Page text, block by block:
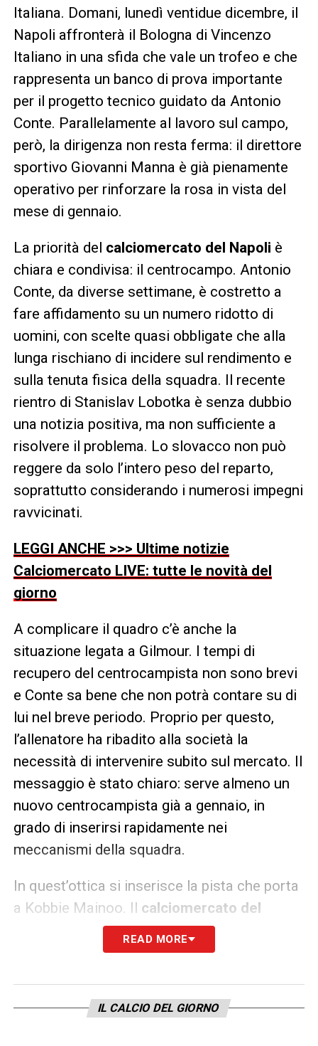
Italiana. Domani, lunedì ventidue dicembre, il
Napoli affronterà il Bologna di Vincenzo
Italiano in una sfida che vale un trofeo e che
rappresenta un banco di prova importante
per il progetto tecnico guidato da Antonio
Conte. Parallelamente al lavoro sul campo,
però, la dirigenza non resta ferma: il direttore
sportivo Giovanni Manna è già pienamente
operativo per rinforzare la rosa in vista del
mese di gennaio.
La priorità del calciomercato del Napoli è
chiara e condivisa: il centrocampo. Antonio
Conte, da diverse settimane, è costretto a
fare affidamento su un numero ridotto di
uomini, con scelte quasi obbligate che alla
lunga rischiano di incidere sul rendimento e
sulla tenuta fisica della squadra. Il recente
rientro di Stanislav Lobotka è senza dubbio
una notizia positiva, ma non sufficiente a
risolvere il problema. Lo slovacco non può
reggere da solo l’intero peso del reparto,
soprattutto considerando i numerosi impegni
ravvicinati.
LEGGI ANCHE >>> Ultime notizie
Calciomercato LIVE: tutte le novità del
giorno
A complicare il quadro c’è anche la
situazione legata a Gilmour. I tempi di
recupero del centrocampista non sono brevi
e Conte sa bene che non potrà contare su di
lui nel breve periodo. Proprio per questo,
l’allenatore ha ribadito alla società la
necessità di intervenire subito sul mercato. Il
messaggio è stato chiaro: serve almeno un
nuovo centrocampista già a gennaio, in
grado di inserirsi rapidamente nei
meccanismi della squadra.
In quest’ottica si inserisce la pista che porta
a Kobbie Mainoo. Il calciomercato del
sta accelerando in maniera decisa sul
giovane talento, individuato come profilo
calciatore ha già espresso il proprio
gradimento per la destinazione azzurra,
READ MORE
IL CALCIO DEL GIORNO